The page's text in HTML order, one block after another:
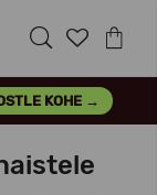
KOHE →